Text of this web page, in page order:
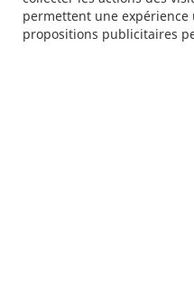
permettent une expérience
propositions publicitaires